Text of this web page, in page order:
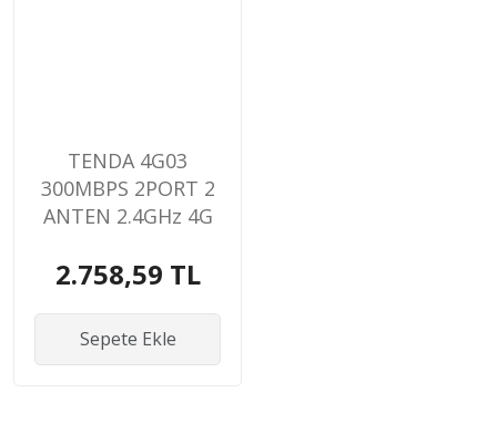
TENDA 4G03
300MBPS 2PORT 2
ANTEN 2.4GHz 4G
GİRİŞLİ ROUTER
2.758,59 TL
Sepete Ekle